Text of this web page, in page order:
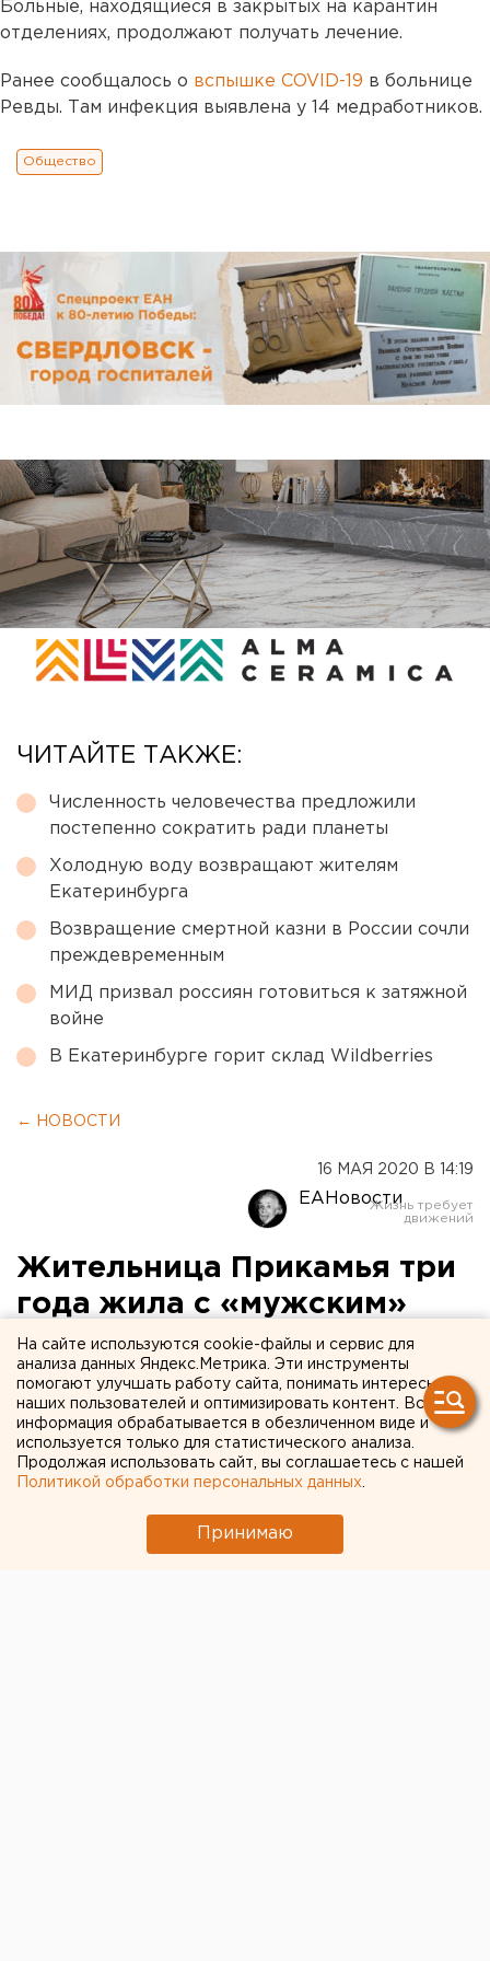
Больные, находящиеся в закрытых на карантин
отделениях, продолжают получать лечение.
Ранее сообщалось о вспышке COVID-19 в больнице
Ревды. Там инфекция выявлена у 14 медработников.
Общество
ЧИТАЙТЕ ТАКЖЕ:
Численность человечества предложили
постепенно сократить ради планеты
Холодную воду возвращают жителям
Екатеринбурга
Возвращение смертной казни в России сочли
преждевременным
МИД призвал россиян готовиться к затяжной
войне
В Екатеринбурге горит склад Wildberries
← НОВОСТИ
16 МАЯ 2020 В 14:19
ЕАНовости
Жительница Прикамья три
года жила с «мужским»
паспортом
На сайте используются cookie-файлы и сервис для
анализа данных Яндекс.Метрика. Эти инструменты
помогают улучшать работу сайта, понимать интересы
наших пользователей и оптимизировать контент. Вся
информация обрабатывается в обезличенном виде и
используется только для статистического анализа.
Продолжая использовать сайт, вы соглашаетесь с нашей
Политикой обработки персональных данных
Принимаю